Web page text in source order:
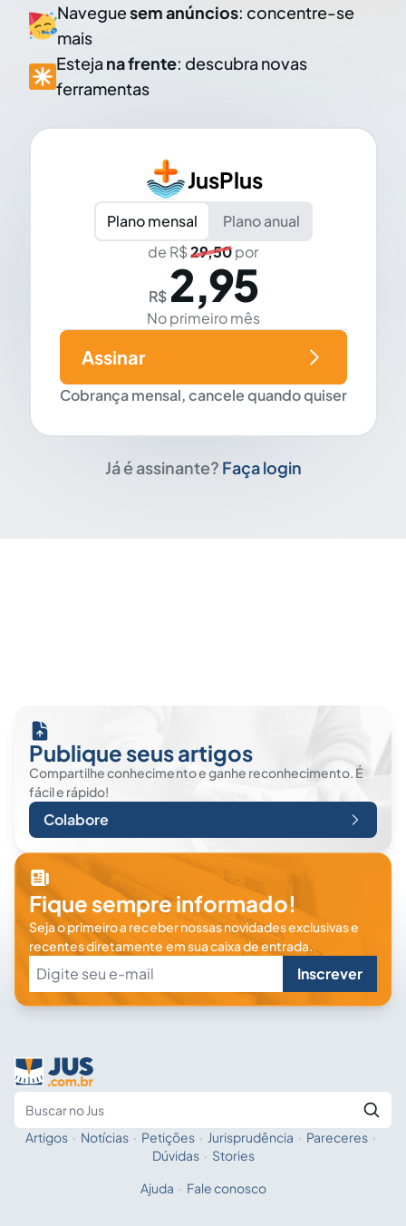
Naveguesem anúncios: concentre-se
mais
Esteja na frente: descubra novas
ferramentas
JusPlus
Plano mensal
Plano anual
de R$29,50por
R$ 2,95
No primeiro mês
Cobrança mensal, cancele quando quiser
Assinar
Já é assinante? Faça login
Publique seus artigos
Compartilhe conhecimento e ganhe reconhecimento. É
fácil e rápido!
Colabore
Fique sempre informado!
Seja o primeiro a receber nossas novidades exclusivas e
recentes diretamente em sua caixa de entrada.
Inscrever
Fale com a IA
Artigos · Notícias · Petições · Jurisprudência · Pareceres ·
Dúvidas · Stories
Ajuda · Fale conosco